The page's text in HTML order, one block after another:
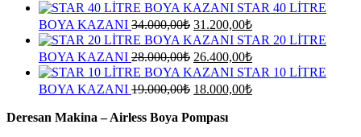
STAR 40 LİTRE
BOYA KAZANI 34.000,00₺ Orijinal
fiyat:
34.000,00₺.
31.200,00₺Şu
andaki
fiyat:
31.200,00₺.
STAR 20 LİTRE
BOYA KAZANI 28.000,00₺ Orijinal
fiyat:
28.000,00₺.
26.400,00₺Şu
andaki
fiyat:
26.400,00₺.
STAR 10 LİTRE
BOYA KAZANI 19.000,00₺ Orijinal
19.000,00₺.
18.000,00₺Şu
Deresan Makina – Airless Boya Pompası